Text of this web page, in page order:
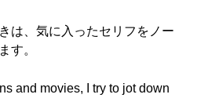
は、気に入ったセリフをノー
す。
and movies, I try to jot down